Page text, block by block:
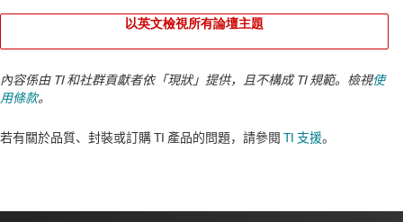
以英文檢視所有論壇主題
內容係由 TI 和社群貢獻者依「現狀」提供，且不構成 TI 規範。檢視使
用條款。
若有關於品質、封裝或訂購 TI 產品的問題，請參閱 TI 支援。​​​​​​​​​​​​​​